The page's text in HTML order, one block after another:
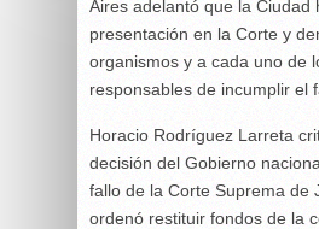
Aires adelantó que la Ciudad
presentación en la Corte y
organismos y a cada uno de
responsables de incumplir el
Horacio Rodríguez Larreta
decisión del Gobierno
fallo de la Corte Suprema de
ordenó restituir fondos de la